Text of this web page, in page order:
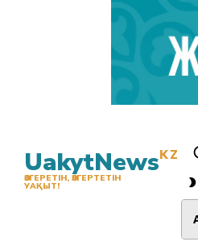
UakytNewsKZ
ӨЗГЕРЕТІН, ӨЗГЕРТЕТІН
УАҚЫТ!